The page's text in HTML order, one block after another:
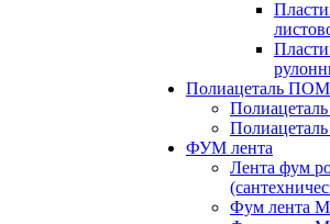
Полиацеталь ПОМ
ФУМ лента
Лента фум
Фум лента